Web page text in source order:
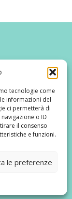
tecnologie come
informazioni del
ci permetterà di
o ID
il consenso
e funzioni.
le preferenze
suoi